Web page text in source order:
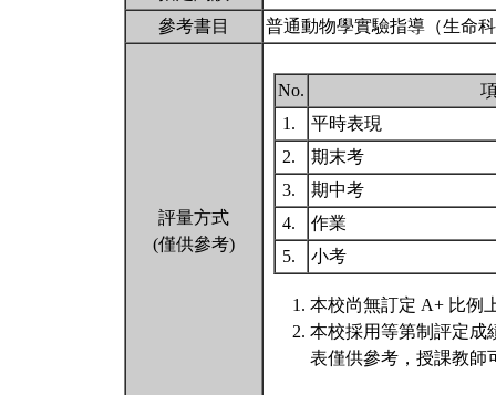
參考書目
普通動物學實驗指導（生命
評量方式
(僅供參考)
No.
1.
平時表現
2.
期末考
3.
期中考
4.
作業
5.
小考
本校尚無訂定 A+ 比例
本校採用等第制評定成
表僅供參考，授課教師